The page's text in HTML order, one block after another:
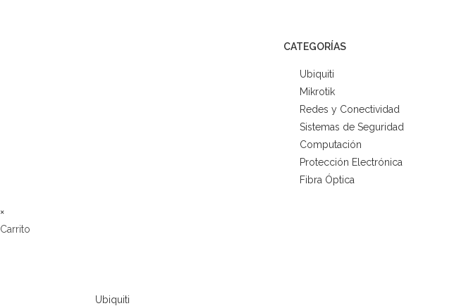
CATEGORÍAS
Ubiquiti
Mikrotik
Redes y Conectividad
Sistemas de Seguridad
Computación
Protección Electrónica
Fibra Óptica
×
Carrito
Ubiquiti